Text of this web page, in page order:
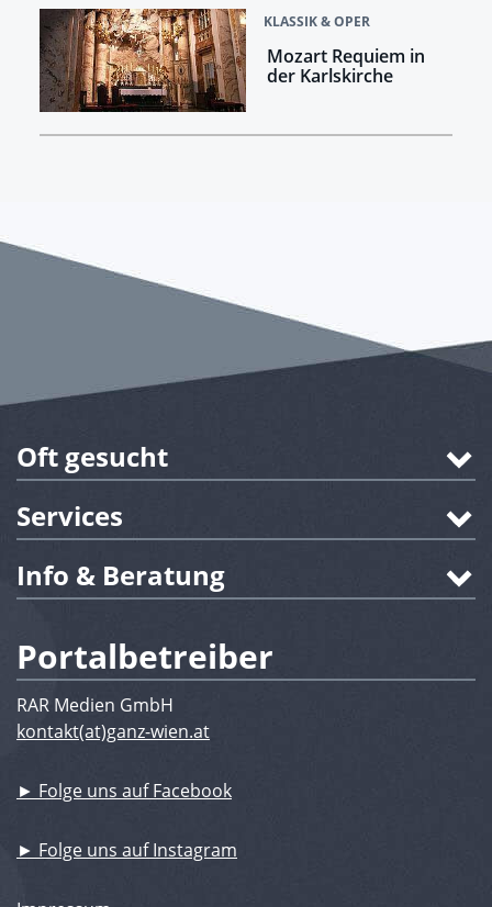
KLASSIK & OPER
Mozart Requiem in
der Karlskirche
Oft gesucht
Services
Info & Beratung
Portalbetreiber
RAR Medien GmbH
kontakt(at)ganz-wien.at
► Folge uns auf Facebook
► Folge uns auf Instagram